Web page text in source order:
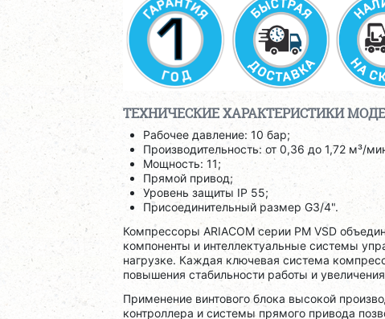
ТЕХНИЧЕСКИЕ ХАРАКТЕРИСТИКИ
Рабочее давление: 10 бар;
Производительность: от 0,36 до 1,72 м³/
Мощность: 11;
Прямой привод;
Уровень защиты IP 55;
Присоединительный размер G3/4".
Компрессоры ARIACOM серии PM VSD
компоненты и интеллектуальные системы
нагрузке. Каждая ключевая система
повышения стабильности работы и
Применение винтового блока высокой
контроллера и системы прямого привода